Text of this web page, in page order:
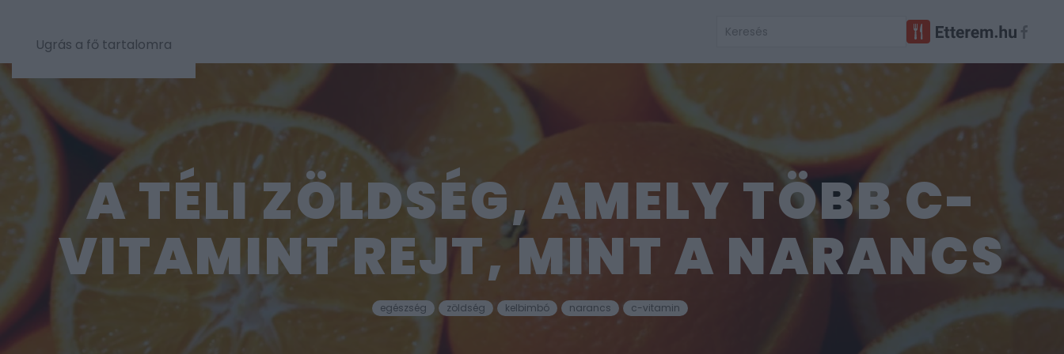
Ugrás a fő tartalomra
A TÉLI ZÖLDSÉG, AMELY TÖBB C-
VITAMINT REJT, MINT A NARANCS
egészség zöldség kelbimbó narancs c-vitamin